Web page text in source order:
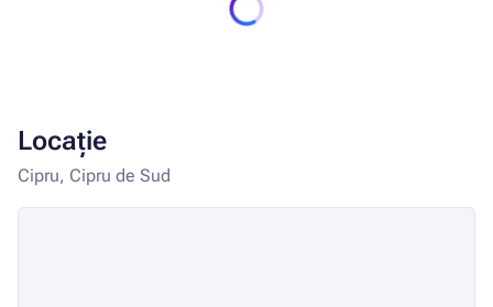
Locație
Cipru, Cipru de Sud